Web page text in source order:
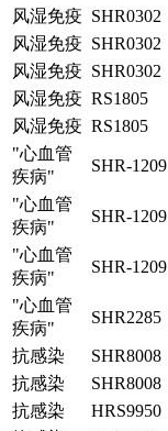
风湿免疫 SHR0302
风湿免疫 SHR0302
风湿免疫 SHR0302
风湿免疫 RS1805
风湿免疫 RS1805
"心血管
疾病"
SHR-1209
"心血管
疾病"
SHR-1209
"心血管
疾病"
SHR-1209
"心血管
疾病"
SHR2285
抗感染 SHR8008
抗感染
SHR8008
抗感染
HRS9950